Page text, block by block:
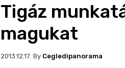
Tigáz
magukat
2013.12.17. By Cegledipanorama